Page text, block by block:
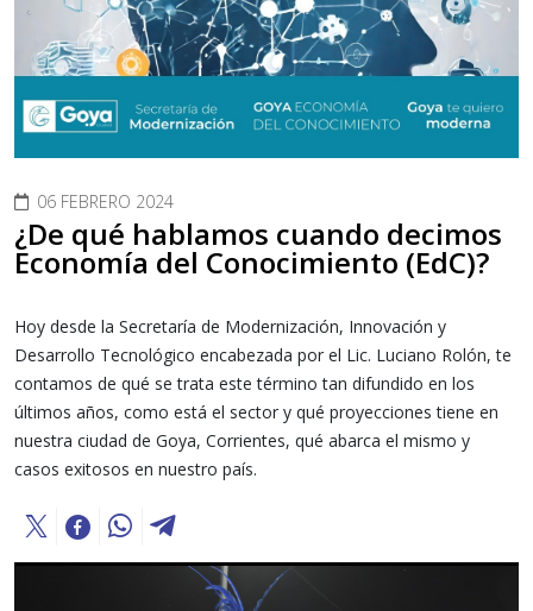
06 FEBRERO 2024
¿De qué hablamos cuando decimos
Economía del Conocimiento (EdC)?
Hoy desde la Secretaría de Modernización, Innovación y
Desarrollo Tecnológico encabezada por el Lic. Luciano Rolón, te
contamos de qué se trata este término tan difundido en los
últimos años, como está el sector y qué proyecciones tiene en
nuestra ciudad de Goya, Corrientes, qué abarca el mismo y
casos exitosos en nuestro país.